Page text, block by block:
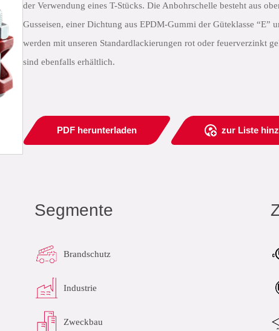
der Verwendung eines T-Stücks. Die Anbohrschelle besteht aus
Gusseisen, einer Dichtung aus EPDM-Gummi der Güteklasse
werden mit unseren Standardlackierungen rot oder feuerverzinkt
sind ebenfalls erhältlich.
PDF herunterladen zur Liste
Segmente
Brandschutz
Industrie
Zweckbau